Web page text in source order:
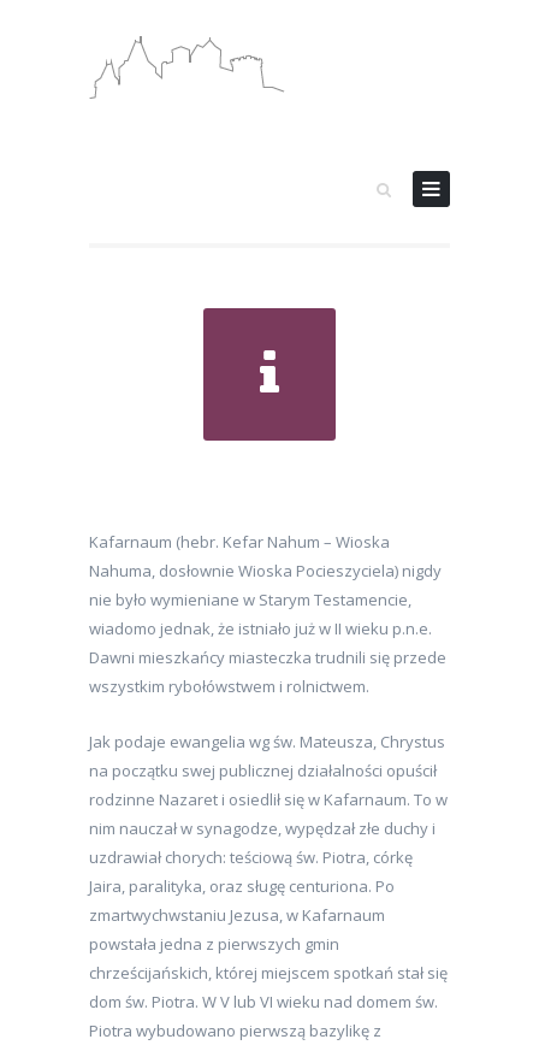
Kafarnaum (hebr. Kefar Nahum – Wioska
Nahuma, dosłownie Wioska Pocieszyciela) nigdy
nie było wymieniane w Starym Testamencie,
wiadomo jednak, że istniało już w II wieku p.n.e.
Dawni mieszkańcy miasteczka trudnili się przede
wszystkim rybołówstwem i rolnictwem.
Jak podaje ewangelia wg św. Mateusza, Chrystus
na początku swej publicznej działalności opuścił
rodzinne Nazaret i osiedlił się w Kafarnaum. To w
nim nauczał w synagodze, wypędzał złe duchy i
uzdrawiał chorych: teściową św. Piotra, córkę
Jaira, paralityka, oraz sługę centuriona. Po
zmartwychwstaniu Jezusa, w Kafarnaum
powstała jedna z pierwszych gmin
chrześcijańskich, której miejscem spotkań stał się
dom św. Piotra. W V lub VI wieku nad domem św.
Piotra wybudowano pierwszą bazylikę z